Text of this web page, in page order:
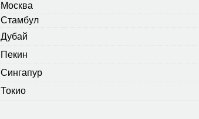
Москва
Стамбул
Дубай
Пекин
Сингапур
Токио